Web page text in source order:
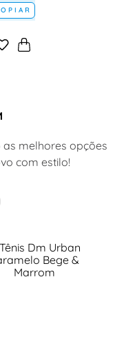
melhores opções
com estilo!